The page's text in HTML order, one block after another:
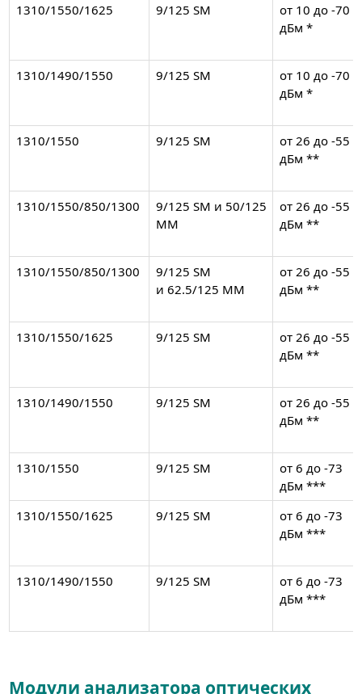
1310/1550/1625 9/125 SM
от 10 до -70
дБм *
1310/1490/1550 9/125 SM
от 10 до -70
дБм *
1310/1550 9/125 SM
от 26 до -55
дБм **
1310/1550/850/1300
9/125 SM и 50/125
MM
от 26 до -55
дБм **
1310/1550/850/1300
9/125 SM
и 62.5/125 MM
от 26 до -55
дБм **
1310/1550/1625 9/125 SM
от 26 до -55
дБм **
1310/1490/1550 9/125 SM
от 26 до -55
дБм **
1310/1550 9/125 SM
от 6 до -73
дБм ***
1310/1550/1625
9/125 SM
от 6 до -73
дБм ***
1310/1490/1550 9/125 SM
от 6 до -73
дБм ***
Модули анализатора оптических